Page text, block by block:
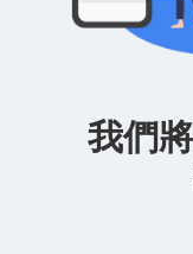
我們